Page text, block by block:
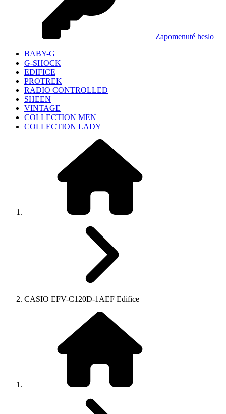
Zapomenuté heslo
BABY-G
G-SHOCK
EDIFICE
PROTREK
RADIO CONTROLLED
SHEEN
VINTAGE
COLLECTION MEN
COLLECTION LADY
CASIO EFV-C120D-1AEF Edifice